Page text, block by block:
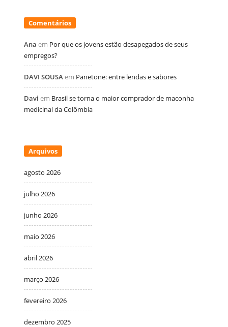
Comentários
Ana em Por que os jovens estão desapegados de seus
empregos?
DAVI SOUSA em Panetone: entre lendas e sabores
Davi em Brasil se torna o maior comprador de maconha
medicinal da Colômbia
Arquivos
agosto 2026
julho 2026
junho 2026
maio 2026
abril 2026
março 2026
fevereiro 2026
dezembro 2025